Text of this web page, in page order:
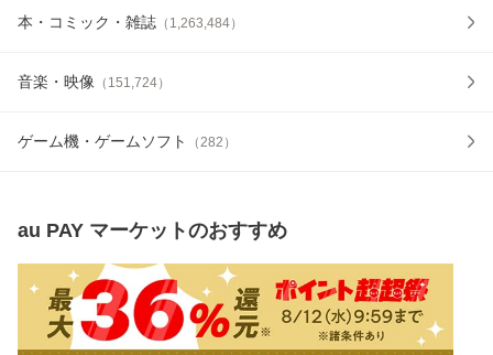
本・コミック・雑誌 （ 1,263,484）
音楽・映像 （ 151,724）
ゲーム機・ゲームソフト （282 ）
au PAY マーケットのおすすめ